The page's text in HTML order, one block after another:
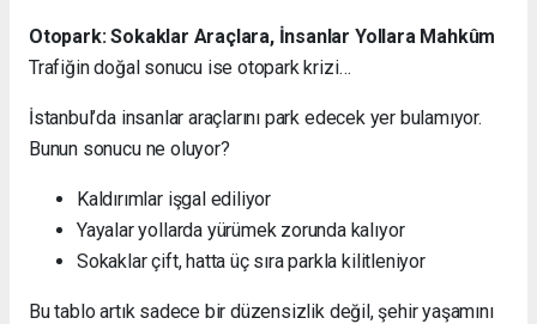
Otopark: Sokaklar Araçlara, İnsanlar Yollara Mahkûm
Trafiğin doğal sonucu ise otopark krizi…
İstanbul’da insanlar araçlarını park edecek yer bulamıyor.
Bunun sonucu ne oluyor?
Kaldırımlar işgal ediliyor
Yayalar yollarda yürümek zorunda kalıyor
Sokaklar çift, hatta üç sıra parkla kilitleniyor
Bu tablo artık sadece bir düzensizlik değil, şehir yaşamını